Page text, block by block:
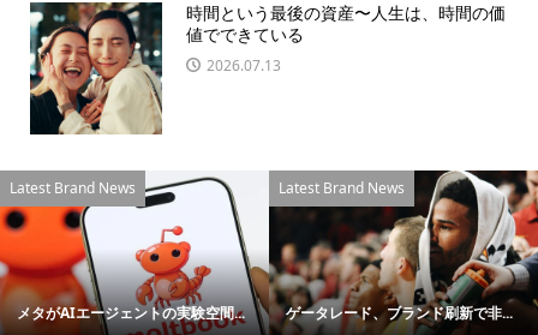
時間という最後の資産〜人生は、時間の価
値でできている
2026.07.13
Latest Brand News
メタがAIエージェントの実験空間...
Latest Brand News
ゲータレード、ブランド刷新で非...